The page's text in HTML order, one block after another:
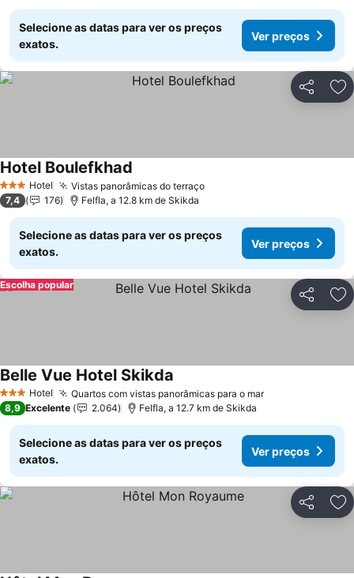
Selecione as datas para ver os preços
exatos.
Ver preços
Partilhar
3 EstrelasHotel Vistas panorâmicas do terraço
Hotel Boulefkhad
7,4 176 Felfla, a 12.8 km de Skikda
Selecione as datas para ver os preços
exatos.
Ver preços
Partilhar
Escolha popular
3 EstrelasHotel Quartos com vistas panorâmicas para o mar
Belle Vue Hotel Skikda
8,9 Excelente 2.064 Felfla, a 12.7 km de Skikda
Selecione as datas para ver os preços
exatos.
Ver preços
Partilhar